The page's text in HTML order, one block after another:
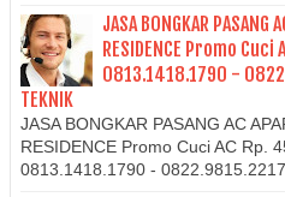
JASA BONGKAR PASANG
RESIDENCE Promo Cuci
0813.1418.1790 -
TEKNIK
JASA BONGKAR PASANG AC
RESIDENCE Promo Cuci AC Rp.
0813.1418.1790 -